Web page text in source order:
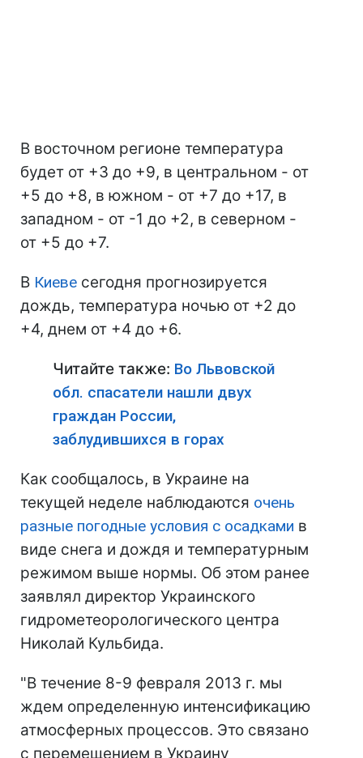
В восточном регионе температура
будет от +3 до +9, в центральном - от
+5 до +8, в южном - от +7 до +17, в
западном - от -1 до +2, в северном -
от +5 до +7.
В Киеве сегодня прогнозируется
дождь, температура ночью от +2 до
+4, днем от +4 до +6.
Читайте также: Во Львовской
обл. спасатели нашли двух
граждан России,
заблудившихся в горах
Как сообщалось, в Украине на
текущей неделе наблюдаются очень
разные погодные условия с осадками в
виде снега и дождя и температурным
режимом выше нормы. Об этом ранее
заявлял директор Украинского
гидрометеорологического центра
Николай Кульбида.
"В течение 8-9 февраля 2013 г. мы
ждем определенную интенсификацию
атмосферных процессов. Это связано
с перемещением в Украину